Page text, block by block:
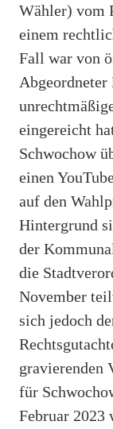
Wähler) vom
einem
Fall war von
Abgeordneter
eingereicht
Schwochow
einen
auf den
Hintergrund
der
die
November
sich jedoch
gravierenden
für
Februar 2023